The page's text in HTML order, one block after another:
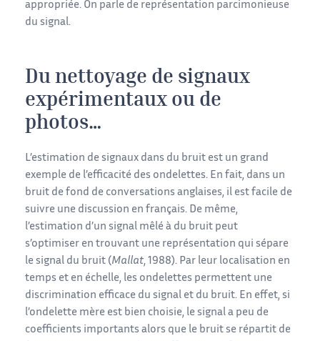
appropriée. On parle de représentation parcimonieuse
du signal.
Du nettoyage de signaux
expérimentaux ou de
photos…
L’estimation de signaux dans du bruit est un grand
exemple de l’efficacité des ondelettes. En fait, dans un
bruit de fond de conversations anglaises, il est facile de
suivre une discussion en français. De même,
l’estimation d’un signal mêlé à du bruit peut
s’optimiser en trouvant une représentation qui sépare
le signal du bruit (Mallat, 1988). Par leur localisation en
temps et en échelle, les ondelettes permettent une
discrimination efficace du signal et du bruit. En effet, si
l’ondelette mère est bien choisie, le signal a peu de
coefficients importants alors que le bruit se répartit de